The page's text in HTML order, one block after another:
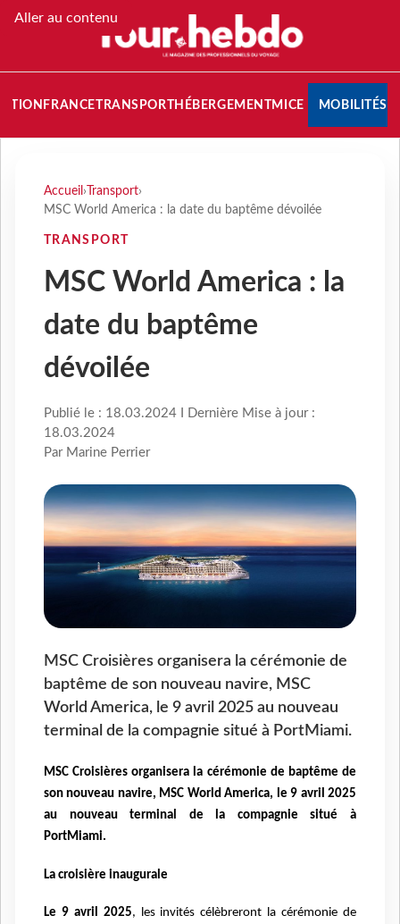
Aller au contenu
FRANCETRANSPORT HÉBERGEMENTMICE MOBILITÉS
Accueil › Transport›
MSC World America : la date du baptême dévoilée
TRANSPORT
MSC World America : la
date du baptême
dévoilée
Publié le : 18.03.2024 I Dernière Mise à jour :
18.03.2024
Par Marine Perrier
MSC Croisières organisera la cérémonie de
baptême de son nouveau navire, MSC
World America, le 9 avril 2025 au nouveau
terminal de la compagnie situé à PortMiami.
MSC Croisières organisera la cérémonie de baptême de
son nouveau navire, MSC World America, le 9 avril 2025
au nouveau terminal de la compagnie situé à
PortMiami.
La croisière inaugurale
Le 9 avril 2025, les invités célèbreront la cérémonie de